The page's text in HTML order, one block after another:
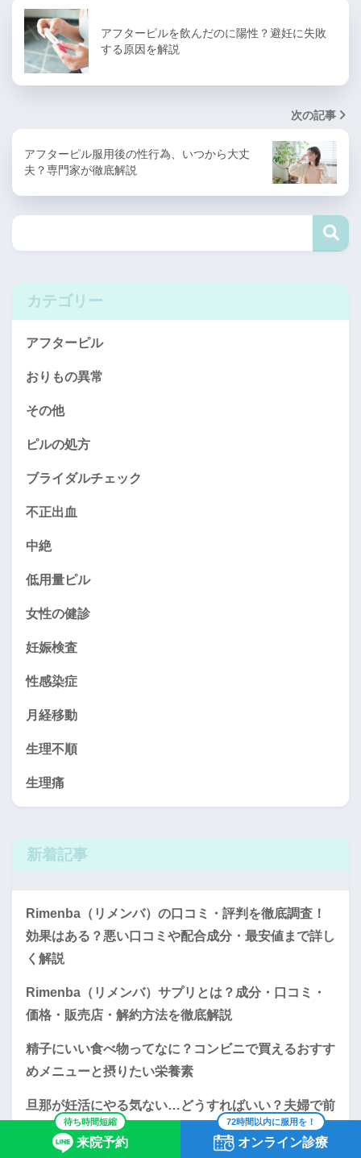
アフターピルを飲んだのに陽性？避妊に失敗
する原因を解説
次の記事
アフターピル服用後の性行為、いつから大丈
夫？専門家が徹底解説
カテゴリー
アフターピル
おりもの異常
その他
ピルの処方
ブライダルチェック
不正出血
中絶
低用量ピル
女性の健診
妊娠検査
性感染症
月経移動
生理不順
生理痛
新着記事
Rimenba（リメンバ）の口コミ・評判を徹底調査！
効果はある？悪い口コミや配合成分・最安値まで詳し
く解説
Rimenba（リメンバ）サプリとは？成分・口コミ・
価格・販売店・解約方法を徹底解説
精子にいい食べ物ってなに？コンビニで買えるおすす
めメニューと摂りたい栄養素
旦那が妊活にやる気ない…どうすればいい？夫婦で前
向きに取り組むコツとふたりで始めるサプリ習慣
待ち時間短縮
来院予約
72時間以内に服用を！
オンライン診療